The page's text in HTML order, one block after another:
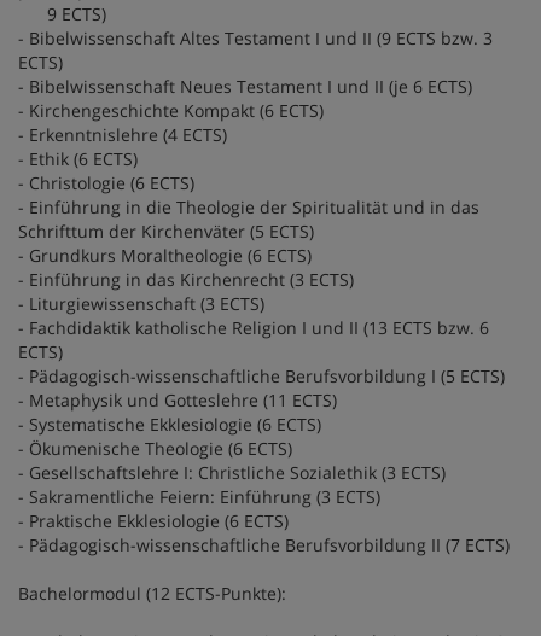
9 ECTS)
- Bibelwissenschaft Altes Testament I und II (9 ECTS bzw. 3
ECTS)
- Bibelwissenschaft Neues Testament I und II (je 6 ECTS)
- Kirchengeschichte Kompakt (6 ECTS)
- Erkenntnislehre (4 ECTS)
- Ethik (6 ECTS)
- Christologie (6 ECTS)
- Einführung in die Theologie der Spiritualität und in das
Schrifttum der Kirchenväter (5 ECTS)
- Grundkurs Moraltheologie (6 ECTS)
- Einführung in das Kirchenrecht (3 ECTS)
- Liturgiewissenschaft (3 ECTS)
- Fachdidaktik katholische Religion I und II (13 ECTS bzw. 6
ECTS)
- Pädagogisch-wissenschaftliche Berufsvorbildung I (5 ECTS)
- Metaphysik und Gotteslehre (11 ECTS)
- Systematische Ekklesiologie (6 ECTS)
- Ökumenische Theologie (6 ECTS)
- Gesellschaftslehre I: Christliche Sozialethik (3 ECTS)
- Sakramentliche Feiern: Einführung (3 ECTS)
- Praktische Ekklesiologie (6 ECTS)
- Pädagogisch-wissenschaftliche Berufsvorbildung II (7 ECTS)
Bachelormodul (12 ECTS-Punkte):